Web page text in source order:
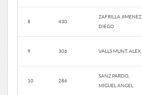
8 430
ZAFRILLA JIMENEZ,
DIEGO
9 306 VALLS MUNT, ALEX
10 286
SANZ PARDO,
MIGUEL ANGEL